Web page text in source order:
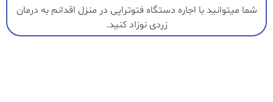
شما میتوانید با اجاره دستگاه فتوتراپی در منزل اقدانم به درمان
زردی نوزاد کنید.